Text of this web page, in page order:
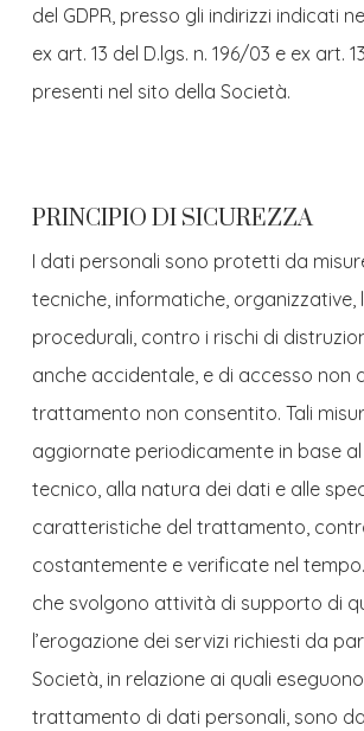
del GDPR, presso gli indirizzi indicati
ex art. 13 del D.lgs. n. 196/03 e ex art.
presenti nel sito della Società.
PRINCIPIO DI SICUREZZA
I dati personali sono protetti da
tecniche, informatiche, organizzative,
procedurali, contro i rischi di
anche accidentale, e di accesso non
trattamento non consentito. Tali
aggiornate periodicamente in base
tecnico, alla natura dei dati e alle
caratteristiche del trattamento,
costantemente e verificate nel
che svolgono attività di supporto di
l’erogazione dei servizi richiesti da
Società, in relazione ai quali
trattamento di dati personali, sono